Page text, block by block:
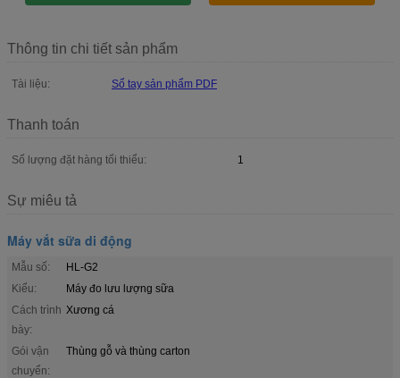
Thông tin chi tiết sản phẩm
Tài liệu: Sổ tay sản phẩm PDF
Thanh toán
Số lượng đặt hàng tối thiểu: 1
Sự miêu tả
Máy vắt sữa di động
Mẫu số:
HL-G2
Kiểu:
Máy đo lưu lượng sữa
Cách trình
bày:
Xương cá
Gói vận
chuyển:
Thùng gỗ và thùng carton